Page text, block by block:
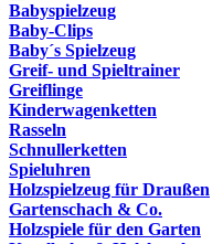
Babyspielzeug
Baby-Clips
Baby´s Spielzeug
Greif- und Spieltrainer
Greiflinge
Kinderwagenketten
Rasseln
Schnullerketten
Spieluhren
Holzspielzeug für Draußen
Gartenschach & Co.
Holzspiele für den Garten